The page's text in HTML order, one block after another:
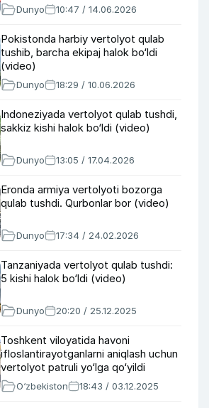
Dunyo 10:47 / 14.06.2026
Pokistonda harbiy vertolyot qulab
tushib, barcha ekipaj halok bo‘ldi
(video)
Dunyo 18:29 / 10.06.2026
Indoneziyada vertolyot qulab tushdi,
sakkiz kishi halok bo‘ldi (video)
Dunyo 13:05 / 17.04.2026
Eronda armiya vertolyoti bozorga
qulab tushdi. Qurbonlar bor (video)
Dunyo 17:34 / 24.02.2026
Tanzaniyada vertolyot qulab tushdi:
5 kishi halok bo‘ldi (video)
Dunyo 20:20 / 25.12.2025
Toshkent viloyatida havoni
ifloslantirayotganlarni aniqlash uchun
vertolyot patruli yo‘lga qo‘yildi
O‘zbekiston 18:43 / 03.12.2025